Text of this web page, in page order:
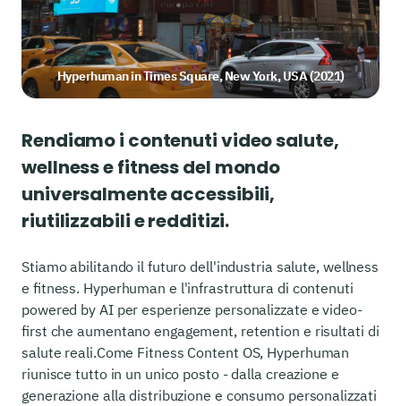
Hyperhuman in Times Square, New York, USA (2021)
Rendiamo i contenuti video salute,
wellness e fitness del mondo
universalmente accessibili,
riutilizzabili e redditizi.
Stiamo abilitando il futuro dell'industria salute, wellness
e fitness. Hyperhuman e l'infrastruttura di contenuti
powered by AI per esperienze personalizzate e video-
first che aumentano engagement, retention e risultati di
salute reali.Come Fitness Content OS, Hyperhuman
riunisce tutto in un unico posto - dalla creazione e
generazione alla distribuzione e consumo personalizzati